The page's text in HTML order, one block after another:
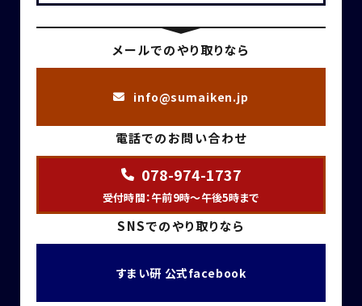
メールでのやり取りなら
info@sumaiken.jp
電話でのお問い合わせ
078-974-1737
受付時間：午前9時～午後5時まで
SNSでのやり取りなら
すまい研 公式facebook